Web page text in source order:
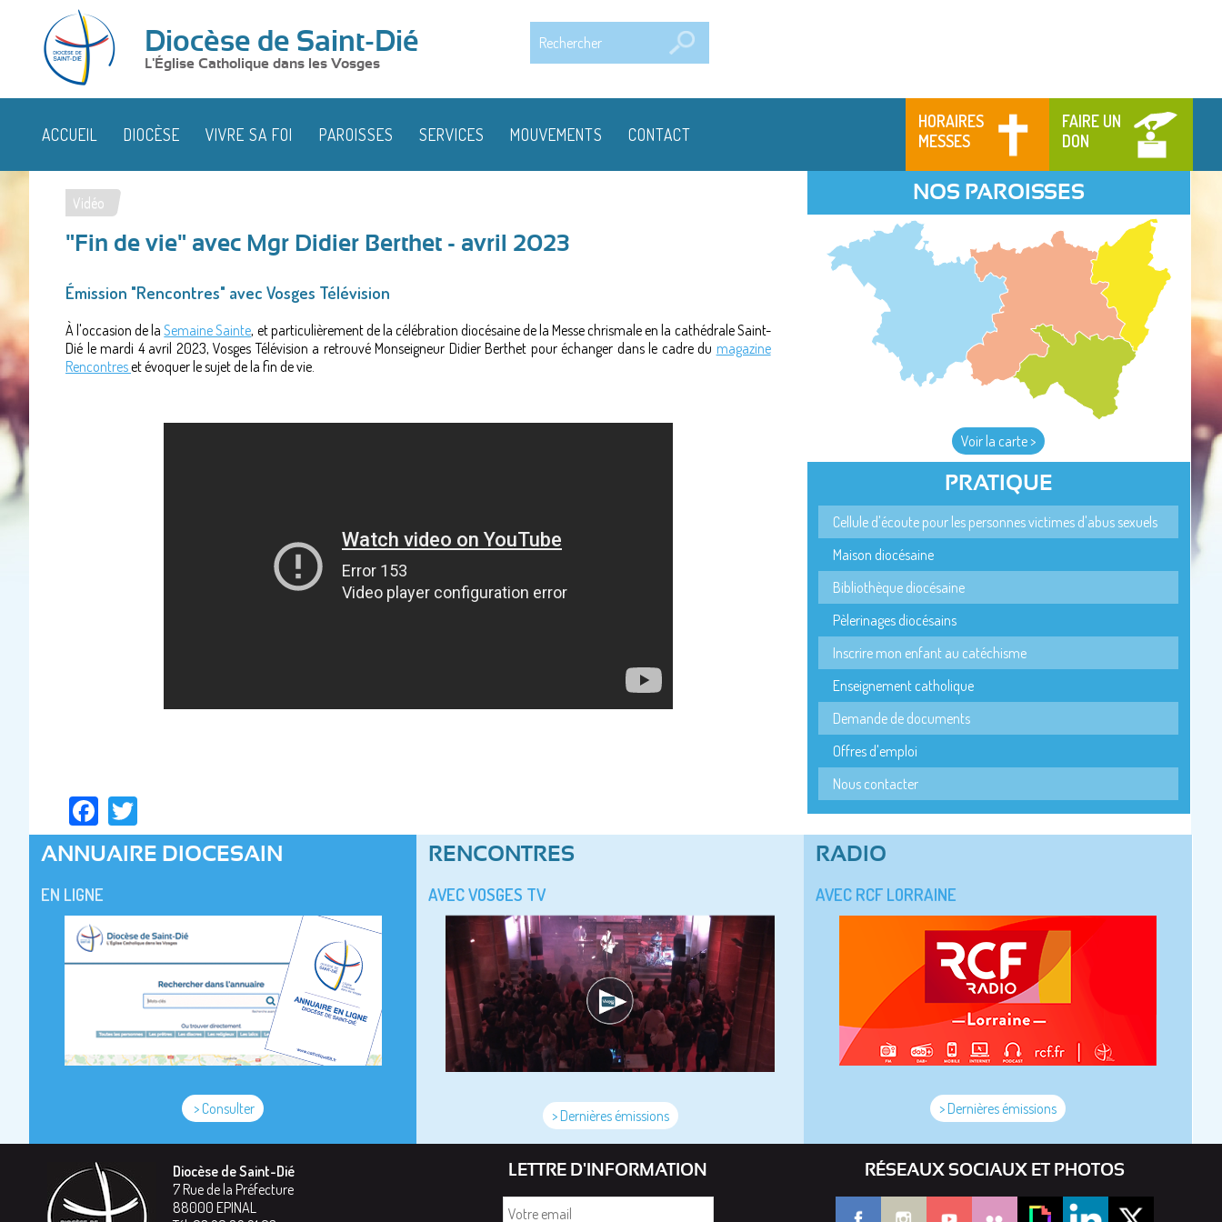
Diocèse de Saint-Dié
L'Église Catholique dans les Vosges
HORAIRES
MESSES
FAIRE UN
DON
ACCUEIL DIOCÈSE VIVRE SA FOI PAROISSES SERVICES MOUVEMENTS CONTACT
Vous
êtes
ici
Vidéo
"Fin de vie" avec Mgr Didier Berthet - avril 2023
Émission "Rencontres" avec Vosges Télévision
À l'occasion de laSemaine Sainte, et particulièrement de la célébration diocésaine de la Messe chrismale en la cathédrale Saint-
Dié le mardi 4 avril 2023, Vosges Télévision a retrouvé Monseigneur Didier Berthet pour échanger dans le cadre du magazine
Rencontreset évoquer le sujet de la fin de vie.
Facebook
NOS PAROISSES
Voir la carte >
PRATIQUE
Cellule d'écoute pour les personnes victimes d'abus sexuels
Maison diocésaine
Bibliothèque diocésaine
Pèlerinages diocésains
Inscrire mon enfant au catéchisme
Enseignement catholique
Demande de documents
Offres d'emploi
Nous contacter
ANNUAIRE DIOCESAIN
EN LIGNE
> Consulter
RENCONTRES
AVEC VOSGES TV
> Dernières émissions
RADIO
AVEC RCF LORRAINE
> Dernières émissions
Diocèse de Saint-Dié
7 Rue de la Préfecture
88000 EPINAL
LETTRE D'INFORMATION RÉSEAUX SOCIAUX ET PHOTOS